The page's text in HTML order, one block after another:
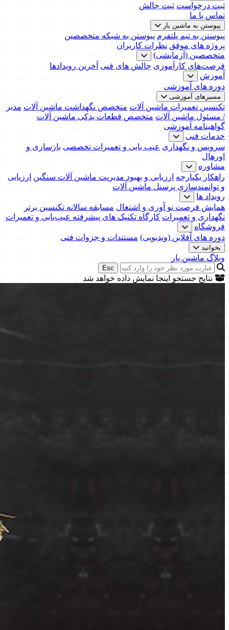
ثبت درخواست ثبت چالش
تماس با ما
پیوستن به ماشین یار
پیوستن به تیم پلتفرم پیوستن به شبکه متخصصین
پروژه های موفق نظرات کاربران
متخصصین (آزمایشی)
فرصت‌های کارآموزی چالش های فنی آخرین رویدادها
آموزش
دوره های آموزشی
مسیرهای آموزشی
تکنسین تعمیرات ماشین آلات متخصص نگهداشت ماشین آلات مدیر
/ مسئول ماشین آلات متخصص قطعات یدکی ماشین آلات
گواهینامه آموزشی
خدمات فنی
سرویس و نگهداری عیب یابی و تعمیرات تخصصی بازسازی و
اورهال
مشاوره
راهکار یکپارچه ارزیابی و بهبود مدیریت ماشین آلات سنگین ارزیابی
و توانمندسازی پرسنل ماشین آلات
رویداد ها
همایش فرصت نو آوری و اشتغال مسابقه سالانه تکنسین برتر
نگهداری و تعمیرات کارگاه تکنیک‌ های پیشرفته عیب‌یابی و تعمیرات
فروشگاه
دوره های آفلاین (ویدیویی) مستندات و جزوات فنی
بخوانید
وبلاگ ماشین یار
Esc
نتایج جستجو اینجا نمایش داده خواهد شد